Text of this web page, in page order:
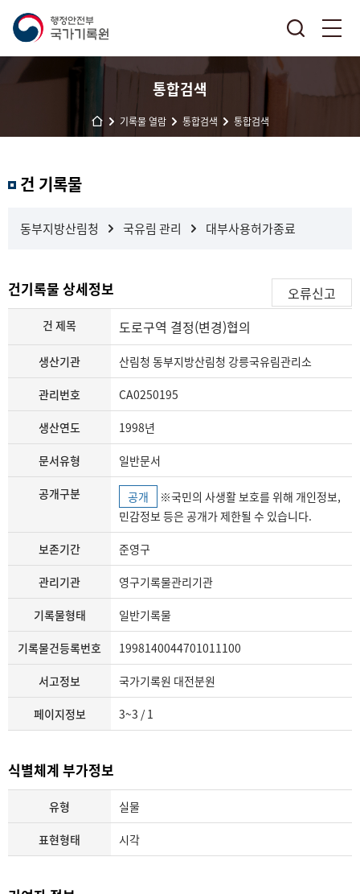
통합검색
기록물 열람 통합검색 통합검색
과 건 기록물
동부지방산림청 국유림 관리 대부사용허가종료
건기록물 상세정보 오류신고
건 제목 도로구역 결정(변경)협의
생산기관 산림청 동부지방산림청 강릉국유림관리소
관리번호 CA0250195
생산연도 1998년
문서유형 일반문서
공개구분 공개
민감정보 등은 공개가 제한될 수 있습니다.
보존기간 준영구
관리기관 영구기록물관리기관
기록물형태 일반기록물
기록물건등록번호 1998140044701011100
서고정보 국가기록원 대전분원
페이지정보 3~3 / 1
식별체계 부가정보
유형 실물
표현형태 시각